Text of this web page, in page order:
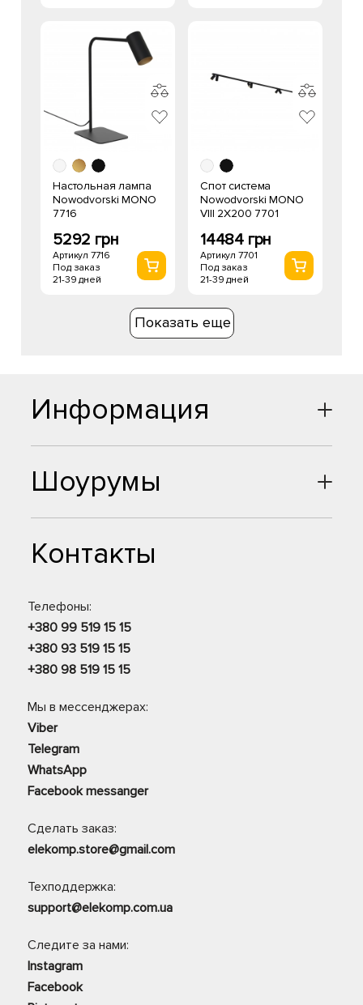
Настольная лампа
Nowodvorski MONO
7716
5292 грн
Артикул 7716
Под заказ
21-39 дней
Спот система
Nowodvorski MONO
VIII 2X200 7701
14484 грн
Артикул 7701
Под заказ
21-39 дней
Показать еще
Шоурумы
Контакты
Телефоны:
+380 99 519 15 15
+380 93 519 15 15
+380 98 519 15 15
Мы в мессенджерах:
Viber
Telegram
WhatsApp
Facebook messanger
Сделать заказ:
elekomp.store@gmail.com
Техподдержка:
support@elekomp.com.ua
Следите за нами:
Instagram
Facebook
Информация